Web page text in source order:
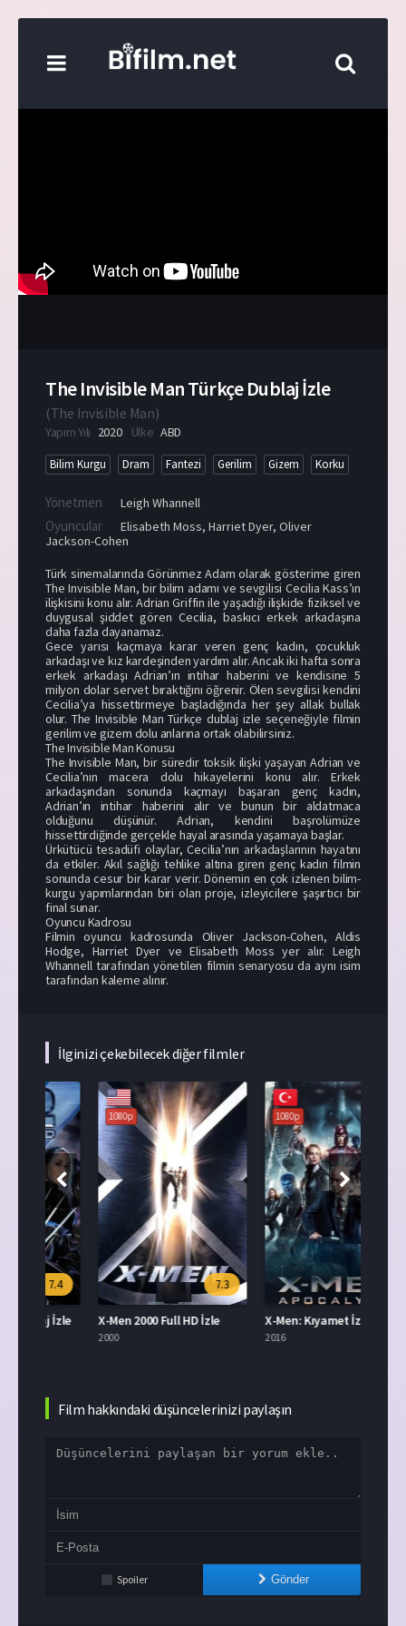
The Invisible Man Türkçe Dublaj İzle
(The Invisible Man)
Yapım Yılı 2020 Ülke ABD
Bilim Kurgu Dram Fantezi Gerilim Gizem Korku
Yönetmen Leigh Whannell
Oyuncular Elisabeth Moss, Harriet Dyer, Oliver
Jackson-Cohen
Türk sinemalarında Görünmez Adam olarak gösterime giren
The Invisible Man, bir bilim adamı ve sevgilisi Cecilia Kass’ın
ilişkisini konu alır. Adrian Griffin ile yaşadığı ilişkide fiziksel ve
duygusal şiddet gören Cecilia, baskıcı erkek arkadaşına
daha fazla dayanamaz.
Gece yarısı kaçmaya karar veren genç kadın, çocukluk
arkadaşı ve kız kardeşinden yardım alır. Ancak iki hafta sonra
erkek arkadaşı Adrian’ın intihar haberini ve kendisine 5
milyon dolar servet bıraktığını öğrenir. Ölen sevgilisi kendini
Cecilia’ya hissettirmeye başladığında her şey allak bullak
olur. The Invisible Man Türkçe dublaj izle seçeneğiyle filmin
gerilim ve gizem dolu anlarına ortak olabilirsiniz.
The Invisible Man Konusu
The Invisible Man, bir süredir toksik ilişki yaşayan Adrian ve
Cecilia’nın macera dolu hikayelerini konu alır. Erkek
arkadaşından sonunda kaçmayı başaran genç kadın,
Adrian’ın intihar haberini alır ve bunun bir aldatmaca
olduğunu düşünür. Adrian, kendini başrolümüze
hissettirdiğinde gerçekle hayal arasında yaşamaya başlar.
Ürkütücü tesadüfi olaylar, Cecilia’nın arkadaşlarının hayatını
da etkiler. Akıl sağlığı tehlike altına giren genç kadın filmin
sonunda cesur bir karar verir. Dönemin en çok izlenen bilim-
kurgu yapımlarından biri olan proje, izleyicilere şaşırtıcı bir
final sunar.
Oyuncu Kadrosu
Filmin oyuncu kadrosunda Oliver Jackson-Cohen, Aldis
Hodge, Harriet Dyer ve Elisabeth Moss yer alır. Leigh
Whannell tarafından yönetilen filmin senaryosu da aynı isim
tarafından kaleme alınır.
İlginizi çekebilecek diğer filmler
1080p
7.3
X-Men 2000 Full HD İzle
1080p
6.8
X-Men: Kıyamet İzle Türkçe Dublaj
Film hakkındaki düşüncelerinizi paylaşın
Spoiler Gönder